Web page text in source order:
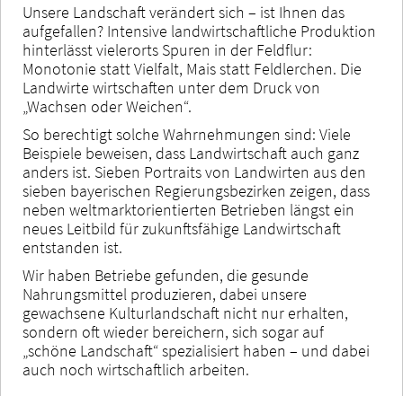
Unsere Landschaft verändert sich – ist Ihnen das
aufgefallen? Intensive landwirtschaftliche Produktion
hinterlässt vielerorts Spuren in der Feldflur:
Monotonie statt Vielfalt, Mais statt Feldlerchen. Die
Landwirte wirtschaften unter dem Druck von
„Wachsen oder Weichen“.
So berechtigt solche Wahrnehmungen sind: Viele
Beispiele beweisen, dass Landwirtschaft auch ganz
anders ist. Sieben Portraits von Landwirten aus den
sieben bayerischen Regierungsbezirken zeigen, dass
neben weltmarktorientierten Betrieben längst ein
neues Leitbild für zukunftsfähige Landwirtschaft
entstanden ist.
Wir haben Betriebe gefunden, die gesunde
Nahrungsmittel produzieren, dabei unsere
gewachsene Kulturlandschaft nicht nur erhalten,
sondern oft wieder bereichern, sich sogar auf
„schöne Landschaft“ spezialisiert haben – und dabei
auch noch wirtschaftlich arbeiten.